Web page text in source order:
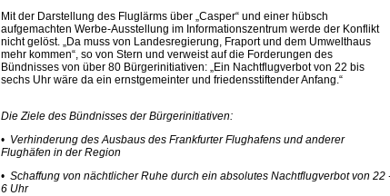
Mit der Darstellung des Fluglärms über „Casper“ und einer hübsch
aufgemachten Werbe-Ausstellung im Informationszentrum werde der Konflikt
nicht gelöst. „Da muss von Landesregierung, Fraport und dem Umwelthaus
mehr kommen“, so von Stern und verweist auf die Forderungen des
Bündnisses von über 80 Bürgerinitiativen: „Ein Nachtflugverbot von 22 bis
sechs Uhr wäre da ein ernstgemeinter und friedensstiftender Anfang.“
Die Ziele des Bündnisses der Bürgerinitiativen:
• Verhinderung des Ausbaus des Frankfurter Flughafens und anderer
Flughäfen in der Region
• Schaffung von nächtlicher Ruhe durch ein absolutes Nachtflugverbot von 22
6 Uhr